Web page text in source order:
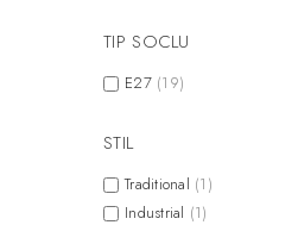
TIP SOCLU
E27 (19)
STIL
Traditional (1)
Industrial (1)